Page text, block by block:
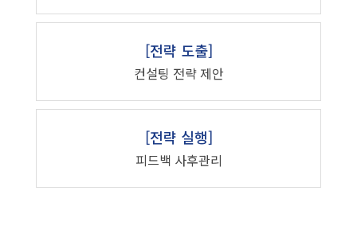
[전략 도출]
컨설팅 전략 제안
[전략 실행]
피드백 사후관리